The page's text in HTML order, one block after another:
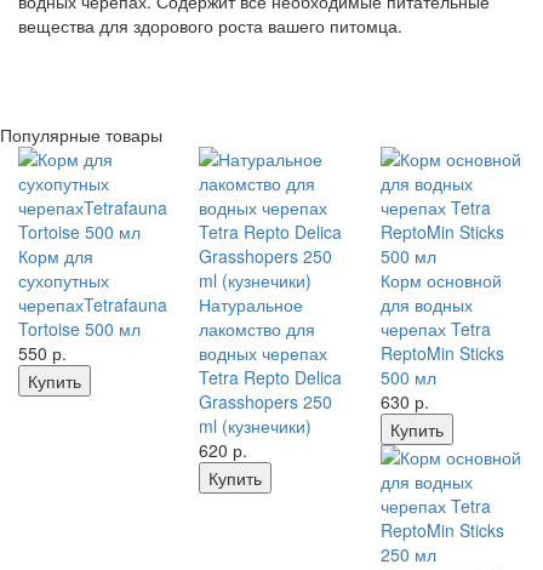
вещества для здорового роста вашего питомца.
Популярные товары
Корм для
сухопутных
черепахTetrafauna
Tortoise 500 мл
550 р.
Купить
Натуральное
лакомство для
водных черепах
Tetra Repto Delica
Grasshopers 250
ml (кузнечики)
620 р.
Купить
Корм основной
для водных
черепах Tetra
ReptoMin Sticks
500 мл
630 р.
Купить